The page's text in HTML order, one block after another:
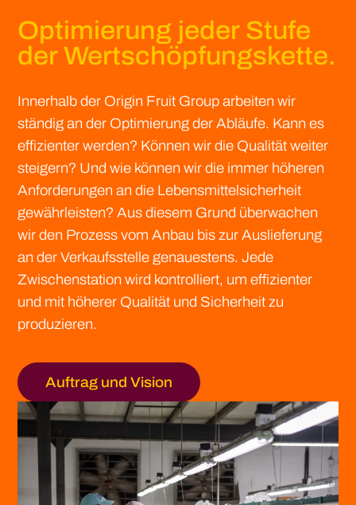
Optimierung jeder Stufe
der Wertschöpfungskette.
Innerhalb der Origin Fruit Group arbeiten wir
ständig an der Optimierung der Abläufe. Kann es
effizienter werden? Können wir die Qualität weiter
steigern? Und wie können wir die immer höheren
Anforderungen an die Lebensmittelsicherheit
gewährleisten? Aus diesem Grund überwachen
wir den Prozess vom Anbau bis zur Auslieferung
an der Verkaufsstelle genauestens. Jede
Zwischenstation wird kontrolliert, um effizienter
und mit höherer Qualität und Sicherheit zu
produzieren.
Auftrag und Vision